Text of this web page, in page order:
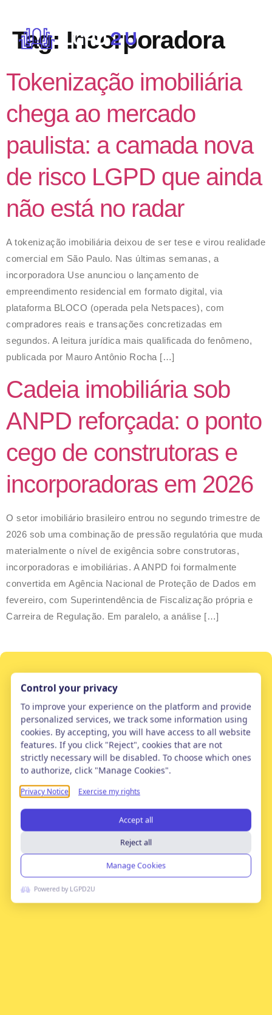
Tag: Incorporadora
Tokenização imobiliária
chega ao mercado
paulista: a camada nova
de risco LGPD que ainda
não está no radar
A tokenização imobiliária deixou de ser tese e virou realidade
comercial em São Paulo. Nas últimas semanas, a
incorporadora Use anunciou o lançamento de
empreendimento residencial em formato digital, via
plataforma BLOCO (operada pela Netspaces), com
compradores reais e transações concretizadas em
segundos. A leitura jurídica mais qualificada do fenômeno,
publicada por Mauro Antônio Rocha […]
Cadeia imobiliária sob
ANPD reforçada: o ponto
cego de construtoras e
incorporadoras em 2026
O setor imobiliário brasileiro entrou no segundo trimestre de
2026 sob uma combinação de pressão regulatória que muda
materialmente o nível de exigência sobre construtoras,
incorporadoras e imobiliárias. A ANPD foi formalmente
convertida em Agência Nacional de Proteção de Dados em
fevereiro, com Superintendência de Fiscalização própria e
Carreira de Regulação. Em paralelo, a análise […]
Precisando adequar
sua empresa à LGPD?
Nossa missão é ajudar empresas de todos
os portes a transformar a LGPD em um
diferencial competitivo sustentável
Falar Com Especialista